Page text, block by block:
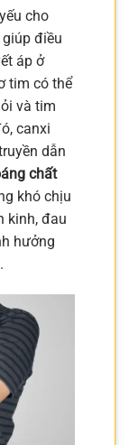
cho
điều
áp ở
tim có thể
và tim
canxi
dẫn
chất
khó chịu
kinh, đau
hưởng